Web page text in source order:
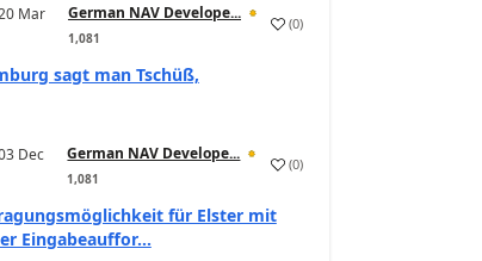
Mar
German NAV Develope...
1,081
(0)
sagt man Tschüß,
Dec
German NAV Develope...
1,081
(0)
für Elster mit
Eingabeauffor...